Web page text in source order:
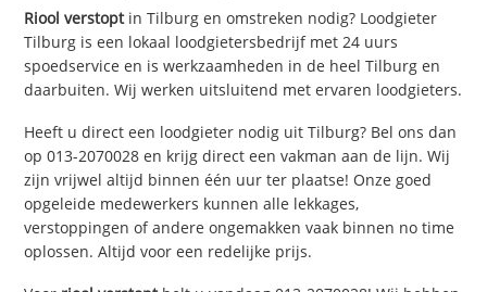
Riool verstoptin Tilburg en omstreken nodig? Loodgieter
Tilburg is een lokaal loodgietersbedrijf met 24 uurs
spoedservice en is werkzaamheden in de heel Tilburg en
daarbuiten. Wij werken uitsluitend met ervaren loodgieters.
Heeft u direct een loodgieter nodig uit Tilburg? Bel ons dan
op 013-2070028 en krijg direct een vakman aan de lijn. Wij
zijn vrijwel altijd binnen één uur ter plaatse! Onze goed
opgeleide medewerkers kunnen alle lekkages,
verstoppingen of andere ongemakken vaak binnen no time
oplossen. Altijd voor een redelijke prijs.